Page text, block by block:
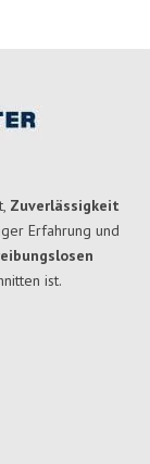
Zuverlässigkeit
Erfahrung und
ist.